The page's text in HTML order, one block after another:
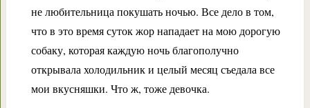
не любительница покушать ночью. Все дело в том,
что в это время суток жор нападает на мою дорогую
собаку, которая каждую ночь благополучно
открывала холодильник и целый месяц съедала все
мои вкусняшки. Что ж, тоже девочка.